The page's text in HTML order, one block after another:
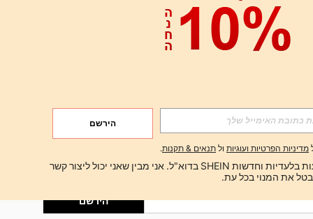
אפליקציה
הירשם
הירשם
הירשם
הירשם
מדיניות הפרטיות ועוגיות ול תנאים & תקנות.
ברצוני לקבל הצעות בלעדיות וחדשות SHEIN בדוא"ל. אני מבין שאני יכול ליצור קשר